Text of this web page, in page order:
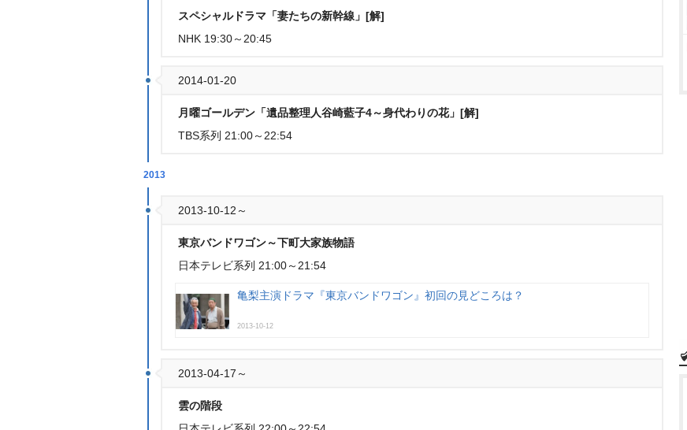
スペシャルドラマ「妻たちの新幹線」[解]
NHK 19:30～20:45
2014-01-20
月曜ゴールデン「遺品整理人谷崎藍子4～身代わりの花」[解]
TBS系列 21:00～22:54
2013
2013-10-12～
東京バンドワゴン～下町大家族物語
日本テレビ系列 21:00～21:54
亀梨主演ドラマ『東京バンドワゴン』初回の見どころは？
2013-10-12
2013-04-17～
雲の階段